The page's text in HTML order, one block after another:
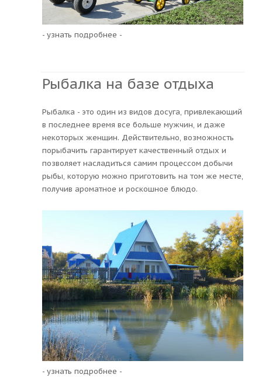
- узнать подробнее -
Рыбалка на базе отдыха
Рыбалка - это один из видов досуга, привлекающий
в последнее время все больше мужчин, и даже
некоторых женщин. Действительно, возможность
порыбачить гарантирует качественный отдых и
позволяет насладиться самим процессом добычи
рыбы, которую можно приготовить на том же месте,
получив ароматное и роскошное блюдо.
- узнать подробнее -